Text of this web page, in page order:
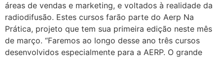
áreas de vendas e marketing, e voltados à realidade da
radiodifusão. Estes cursos farão parte do Aerp Na
Prática, projeto que tem sua primeira edição neste mês
de março. “Faremos ao longo desse ano três cursos
desenvolvidos especialmente para a AERP. O grande